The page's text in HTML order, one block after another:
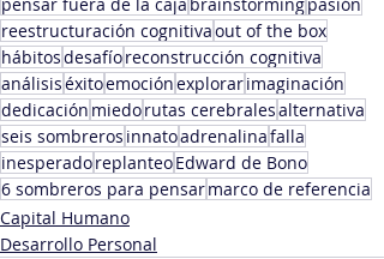
reestructuración cognitivaout of the box
hábitosdesafíoreconstrucción cognitiva
análisiséxitoemociónexplorarimaginación
dedicación miedorutas cerebralesalternativa
seis sombreros innatoadrenalinafalla
inesperadoreplanteoEdward de Bono
6 sombreros para pensarmarco de referencia
Capital Humano
Desarrollo Personal